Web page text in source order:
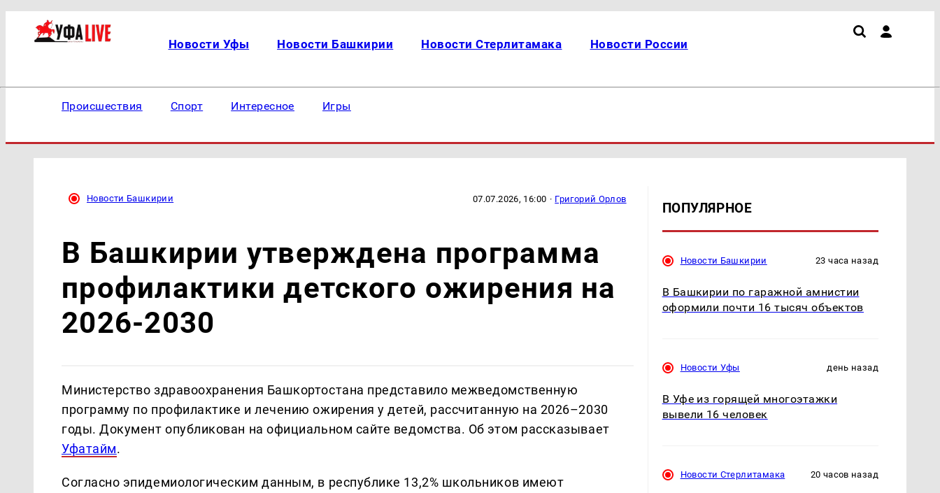
Новости Уфы Новости Башкирии Новости Стерлитамака Новости России
Происшествия Спорт Интересное Игры
Новости Башкирии 07.07.2026, 16:00 · Григорий Орлов
В Башкирии утверждена программа
профилактики детского ожирения на
2026-2030
Министерство здравоохранения Башкортостана представило межведомственную
программу по профилактике и лечению ожирения у детей, рассчитанную на 2026–2030
годы. Документ опубликован на официальном сайте ведомства. Об этом рассказывает
Уфатайм.
Согласно эпидемиологическим данным, в республике 13,2% школьников имеют
ПОПУЛЯРНОЕ
Новости Башкирии 23 часа назад
В Башкирии по гаражной амнистии
оформили почти 16 тысяч объектов
Новости Уфы день назад
В Уфе из горящей многоэтажки
вывели 16 человек
Новости Стерлитамака 20 часов назад